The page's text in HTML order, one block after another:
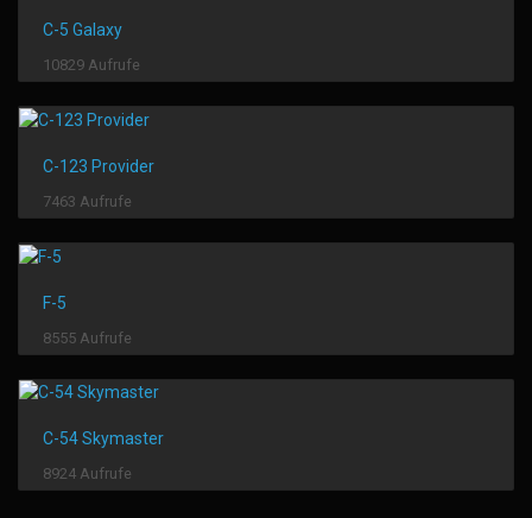
C-5 Galaxy
10829 Aufrufe
C-123 Provider
7463 Aufrufe
F-5
8555 Aufrufe
C-54 Skymaster
8924 Aufrufe